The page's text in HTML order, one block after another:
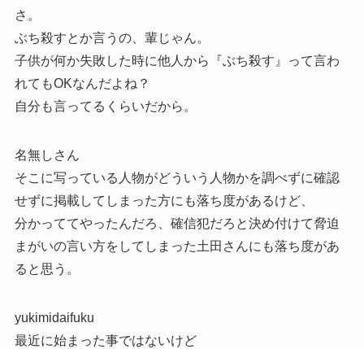
さ。
ぶち殺すとか言うの、輩じゃん。
子供が何か失敗した時に他人から『ぶち殺す』って言わ
れてもOKなんだよね？
自分も言ってるくらいだから。
名無しさん
そこに写っている人物がどういう人物かを調べずに確認
せずに掲載してしまった方にも落ち度があるけど、
分かっててやったんだろ、確信犯だろと決め付けて脅迫
まがいの言い方をしてしまった土田さんにも落ち度があ
ると思う。
yukimidaifuku
最近に始まった事ではないけど